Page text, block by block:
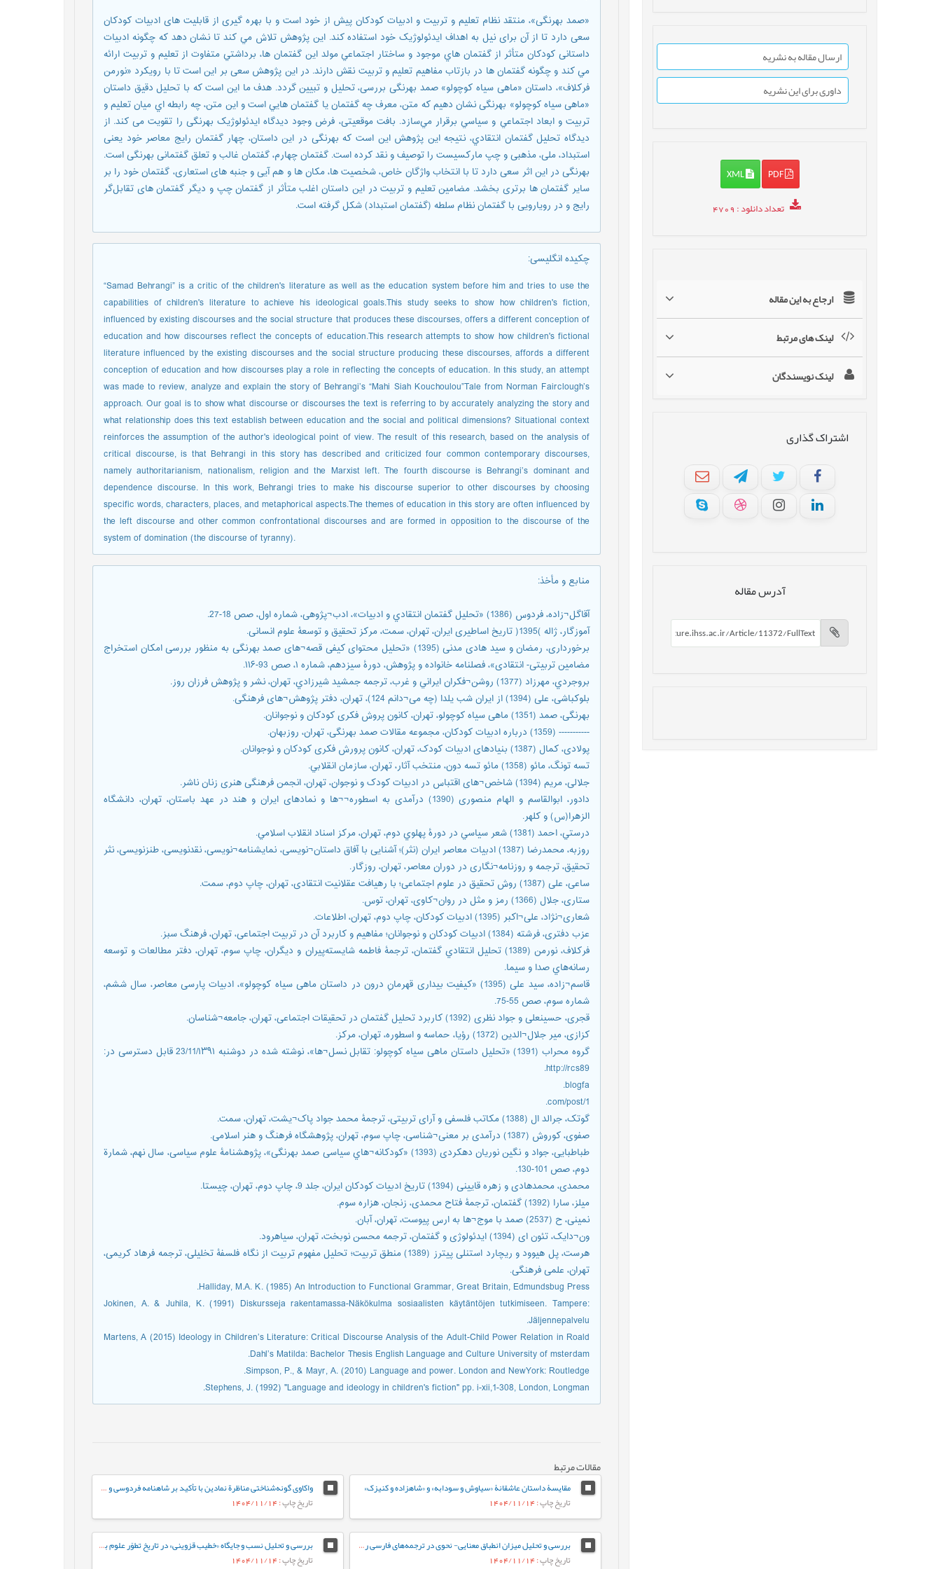
ارسال مقاله به نشریه
داوری برای این نشریه
PDF
XML
تعداد دانلود: 4709
ارجاع به این مقاله
لینک های مرتبط
لینک نویسندگان
اشتراک گذاری
آدرس مقاله
«صمد بهرنگی»، منتقد نظام تعلیم و تربیت و ادبیات کودکان پیش از خود است و با بهره گیری از قابلیت های ادبیات کودکان
سعی دارد تا از آن برای نیل به اهداف ایدئولوژیک خود استفاده کند. اين پژوهش تلاش مي كند تا نشان دهد كه چگونه ادبیات
داستانی کودکان متأثر از گفتمان هاي موجود و ساختار اجتماعي مولد اين گفتمان ها، برداشتي متفاوت از تعلیم و تربیت ارائه
مي كند و چگونه گفتمان ها در بازتاب مفاهیم تعلیم و تربیت نقش دارند. در این پژوهش سعی بر این است تا با رویکرد «نورمن
فرکلاف»، داستان «ماهی سیاه کوچولو» صمد بهرنگی بررسی، تحلیل و تبیین گردد. هدف ما اين است كه با تحليل دقيق داستان
«ماهی سیاه کوچولو» بهرنگی نشان دهيم که متن، معرف چه گفتمان يا گفتمان هايي است و اين متن، چه رابطه اي ميان تعلیم و
تربیت و ابعاد اجتماعي و سياسي برقرار مي‌سازد. بافت موقعیتی، فرض وجود دیدگاه ایدئولوژیک بهرنگی را تقویت می کند. از
ديدگاه تحليل گفتمان انتقادي، نتیجه این پژوهش این است که بهرنگی در این داستان، چهار گفتمان رایج معاصر خود یعنی
استبداد، ملی، مذهبی و چپ مارکسیست را توصیف و نقد کرده است. گفتمان چهارم، گفتمان غالب و تعلق گفتمانی بهرنگی است.
بهرنگی در اين اثر سعی دارد تا با انتخاب واژگان خاص، شخصیت ها، مکان ها و هم آیی و جنبه های استعاری، گفتمان خود را بر
سایر گفتمان ها برتری بخشد. مضامین تعلیم و تربیت در این داستان اغلب متأثر از گفتمان چپ و دیگر گفتمان های تقابل‌گر
رایج و در رویارویی با گفتمان نظام سلطه (گفتمان استبداد) شکل گرفته است.
چکیده انگلیسی:
“Samad Behrangi” is a critic of the children's literature as well as the education system before him and tries to use the
capabilities of children's literature to achieve his ideological goals.This study seeks to show how children's fiction,
influenced by existing discourses and the social structure that produces these discourses, offers a different conception of
education and how discourses reflect the concepts of education.This research attempts to show how children's fictional
literature influenced by the existing discourses and the social structure producing these discourses, affords a different
conception of education and how discourses play a role in reflecting the concepts of education. In this study, an attempt
was made to review, analyze and explain the story of Behrangi’s “Mahi Siah Kouchoulou”Tale from Norman Fairclough’s
approach. Our goal is to show what discourse or discourses the text is referring to by accurately analyzing the story and
what relationship does this text establish between education and the social and political dimensions? Situational context
reinforces the assumption of the author's ideological point of view. The result of this research, based on the analysis of
critical discourse, is that Behrangi in this story has described and criticized four common contemporary discourses,
namely authoritarianism, nationalism, religion and the Marxist left. The fourth discourse is Behrangi’s dominant and
dependence discourse. In this work, Behrangi tries to make his discourse superior to other discourses by choosing
specific words, characters, places, and metaphorical aspects.The themes of education in this story are often influenced by
the left discourse and other common confrontational discourses and are formed in opposition to the discourse of the
system of domination (the discourse of tyranny).
منابع و مأخذ:
آقاگل¬زاده، فردوس (1386) «تحليل گفتمان انتقادي و ادبيات»، ادب¬پژوهی، شماره اول، صص 18-27.
آموزگار، ژاله )1395( تاریخ اساطیری ایران، تهران، سمت، مرکز تحقیق و توسعۀ علوم انسانی.
برخورداری، رمضان و سید هادی مدنی (1395) «تحلیل محتوای کیفی قصه¬های صمد بهرنگی به منظور بررسی امکان استخراج
مضامین تربیتی- انتقادی»، فصلنامه خانواده و پژوهش، دورۀ سیزدهم، شماره ۱، صص 93-۱۱۶.
بروجردي، مهرزاد (1377) روشن¬فكران ايراني و غرب، ترجمه جمشيد شيرزادي، تهران، نشر و پژوهش فرزان روز.
بلوکباشی، علی (1394) از ایران شب یلدا (چه می¬دانم 124)، تهران، دفتر پژوهش¬های فرهنگی.
بهرنگی، صمد (1351) ماهی سیاه کوچولو، تهران، کانون پروش فکری کودکان و نوجوانان.
----------- (1359) درباره ادبیات کودکان، مجموعه مقالات صمد بهرنگی، تهران، روزبهان.
پولادی، کمال (1387) بنیادهای ادبیات کودک، تهران، کانون پرورش فکری کودکان و نوجوانان.
تسه تونگ، مائو (1358) مائو تسه دون، منتخب آثار، تهران، سازمان انقلابي.
جلالی، مریم (1394) شاخص¬های اقتباس در ادبیات کودک و نوجوان، تهران، انجمن فرهنگی هنری زنان ناشر.
دادور، ابوالقاسم و الهام منصوری (1390) درآمدی به اسطوره¬¬ها و نمادهای ایران و هند در عهد باستان، تهران، دانشگاه
الزهرا(س) و کلهر.
درستي، احمد (1381) شعر سياسي در دورۀ پهلوي دوم، تهران، مركز اسناد انقلاب اسلامي.
روزبه، محمدرضا (1387) ادبیات معاصر ایران (نثر)؛ آشنایی با آفاق داستان¬نویسی، نمایشنامه¬نویسی، نقدنویسی، طنزنویسی، نثر
تحقیق، ترجمه و روزنامه¬نگاری در دوران معاصر، تهران، روزگار.
ساعی، علی (1387) روش تحقیق در علوم اجتماعی؛ با رهیافت عقلانیت انتقادی، تهران، چاپ دوم، سمت.
ستاری، جلال (1366) رمز و مثل در روان¬کاوی، تهران، توس.
شعاری¬نژاد، علی¬اکبر (1395) ادبیات کودکان، چاپ دوم، تهران، اطلاعات.
عزب دفتری، فرشته (1384) ادبیات کودکان و نوجوانان؛ مفاهیم و کاربرد آن در تربیت اجتماعی، تهران، فرهنگ سبز.
فر‌كلاف، نورمن (1389) تحليل انتقادي گفتمان، ترجمۀ فاطمه شايسته‌پيران و دیگران، چاپ سوم، تهران، دفتر مطالعات و توسعه
رسانه‌هاي صدا و سيما.
قاسم¬زاده، سید علی (1395) «کیفیت بیداری قهرمانِ درون در داستان ماهی سیاه کوچولو»، ادبیات پارسی معاصر، سال ششم،
شماره سوم، صص 55-75.
قجری، حسینعلی و جواد نظری (1392) کاربرد تحلیل گفتمان در تحقیقات اجتماعی، تهران، جامعه¬شناسان.
کزازی، میر جلال¬الدین (1372) رؤیا، حماسه و اسطوره، تهران، مرکز.
گروه محراب (1391) «تحلیل داستان ماهی سیاه کوچولو: تقابل نسل¬ها»، نوشته شده در دوشنبه 23/11/۱۳۹۱ قابل دسترسی در:
http://rcs89.
blogfa.
com/post/1.
گوتک، جرالد ال (1388) مکاتب فلسفی و آرای تربیتی، ترجمۀ محمد جواد پاک¬یشت، تهران، سمت.
صفوی، کوروش (1387) درآمدی بر معنی¬شناسی، چاپ سوم، تهران، پژوهشگاه فرهنگ و هنر اسلامی.
طباطبایی، جواد و نگین نوریان دهکردی (1393) «کودکانه¬هاي سیاسی صمد بهرنگی»، پژوهشنامۀ علوم سیاسی، سال نهم، شمارة
دوم، صص 101-130.
محمدی، محمدهادی و زهره قایینی (1394) تاریخ ادبیات کودکان ایران، جلد 9، چاپ دوم، تهران، چیستا.
میلز، سارا (1392) گفتمان، ترجمۀ فتاح محمدی، زنجان، هزاره سوم.
نمینی، ح (2537) صمد با موج¬ها به ارس پیوست، تهران، آبان.
ون¬دایک، تئون ای (1394) ایدئولوژی و گفتمان، ترجمه محسن نوبخت، تهران، سیاهرود.
هرست، پل هیوود و ریچارد استنلی پیترز (1389) منطق تربیت؛ تحلیل مفهوم تربیت از نگاه فلسفۀ تخلیلی، ترجمه فرهاد کریمی،
تهران، علمی فرهنگی.
Halliday, M.A. K. (1985) An Introduction to Functional Grammar, Great Britain, Edmundsbug Press.
Jokinen, A. & Juhila, K. (1991) Diskursseja rakentamassa-Näkökulma sosiaalisten käytäntöjen tutkimiseen. Tampere:
Jäljennepalvelu.
Martens, A (2015) Ideology in Children’s Literature: Critical Discourse Analysis of the Adult-Child Power Relation in Roald
Dahl’s Matilda: Bachelor Thesis English Language and Culture University of msterdam.
Simpson, P., & Mayr, A. (2010) Language and power. London and NewYork: Routledge.
Stephens, J. (1992) "Language and ideology in children's fiction" pp. i-xii,1-308, London, Longman.
مقالات مرتبط
مقایسۀ داستان عاشقانۀ «سیاوش و سودابه» و «شاهزاده و کنیزک»
تاریخ چاپ: 1404/11/14
واکاوی گونه‌شناختی مناظرة نمادین با تأکید بر شاهنامه فردوسی و خمسة نظامی گنجوی
تاریخ چاپ: 1404/11/14
بررسی و تحلیل میزان انطباق معنایی- نحوی در ترجمه‏‌های فارسی رمان «سه‌شنبه‌ها با موری»
تاریخ چاپ: 1404/11/14
بررسی و تحلیل نسب و جایگاه «خطیب قزوینی» در تاریخ تطوّر علوم بلاغی
تاریخ چاپ: 1404/11/14